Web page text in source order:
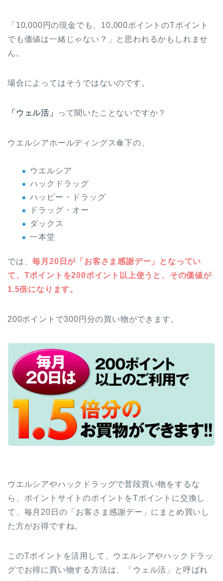
「10,000円の現金でも、10,000ポイントのTポイント
でも価値は一緒じゃない？」と思われるかもしれませ
ん。
場合によってはそうではないのです。
「ウェル活」 って聞いたことないですか？
ウエルシアホールディングス傘下の、
ウエルシア
ハックドラッグ
ハッピー・ドラッグ
ドラッグ・オー
ダックス
一本堂
では、毎月20日が「お客さま感謝デー」となってい
て、Tポイントを200ポイント以上使うと、その価値が
1.5倍になります。
200ポイントで300円分の買い物ができます。
ウエルシアやハックドラッグで普段買い物をするな
ら、ポイントサイトのポイントをTポイントに交換し
て、毎月20日の「お客さま感謝デー」にまとめ買いし
た方がお得ですね。
このTポイントを活用して、ウエルシアやハックドラッ
グでお得に買い物する方法は、「ウェル活」と呼ばれ